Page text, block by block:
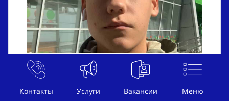
Контакты Услуги Вакансии Меню
Почему подростки идут работать? В 90%